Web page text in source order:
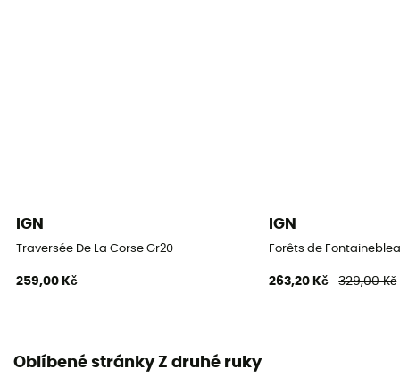
IGN
Traversée De La Corse Gr20
259,00 Kč
IGN
Forêts de
263,20 Kč 329,00 Kč
Oblíbené stránky Z druhé ruky